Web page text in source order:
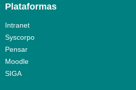
Plataformas
Intranet
Syscorpo
Pensar
Moodle
SIGA